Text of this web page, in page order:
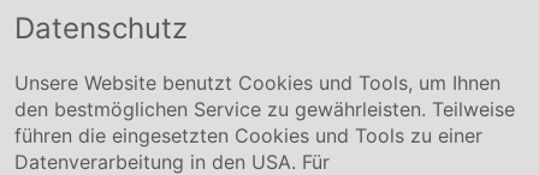
Conmetall Meister GmbH
+49 5141-180
info@conmetallmeister.de
www.conmetallmeister.de
Unternehmen
Datenschutz
Unsere Website benutzt Cookies und Tools, um Ihnen
den bestmöglichen Service zu gewährleisten. Teilweise
führen die eingesetzten Cookies und Tools zu einer
Datenverarbeitung in den USA. Für